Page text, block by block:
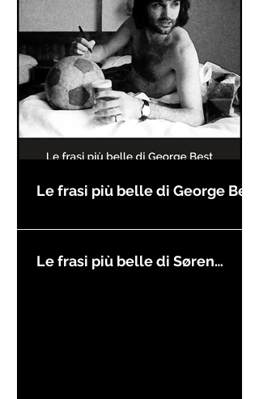
Le frasi più belle di George Best
Le frasi più belle di Søren